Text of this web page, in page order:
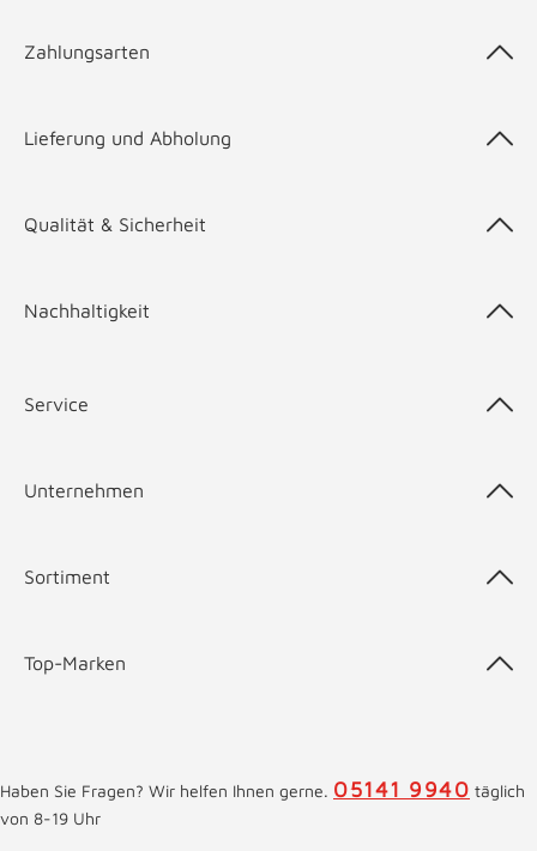
Zahlungsarten
Lieferung und Abholung
Qualität & Sicherheit
Nachhaltigkeit
Service
Unternehmen
Sortiment
Top-Marken
Haben Sie Fragen? Wir helfen Ihnen gerne. 05141 9940 täglich
von 8-19 Uhr